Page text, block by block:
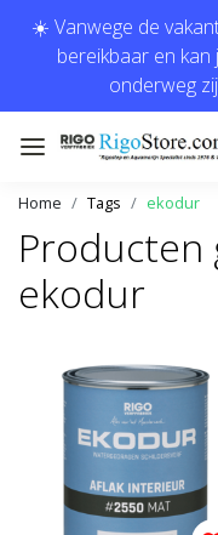
☀️ Vanwege de
bereikbaar en
onderweg
Home Tags ekodur
Producten
ekodur